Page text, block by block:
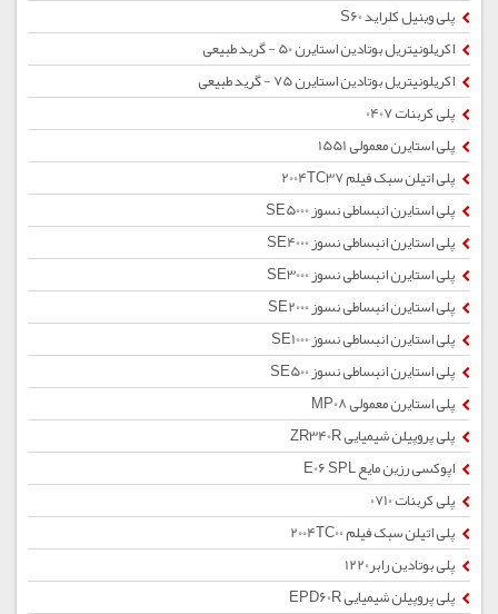
پلی وینیل کلراید S60
اکریلونیتریل بوتادین استایرن 50 - گرید طبیعی
اکریلونیتریل بوتادین استایرن 75 - گرید طبیعی
پلی کربنات 0407
پلی استایرن معمولی 1551
پلی اتیلن سبک فیلم 2004TC37
پلی استایرن انبساطی نسوز SE5000
پلی استایرن انبساطی نسوز SE4000
پلی استایرن انبساطی نسوز SE3000
پلی استایرن انبساطی نسوز SE2000
پلی استایرن انبساطی نسوز SE1000
پلی استایرن انبساطی نسوز SE500
پلی استایرن معمولی MP08
پلی پروپیلن شیمیایی ZR340R
اپوکسی رزین مایع E06 SPL
پلی کربنات 0710
پلی اتیلن سبک فیلم 2004TC00
پلی بوتادین رابر1220
پلی پروپیلن شیمیایی EPD60R